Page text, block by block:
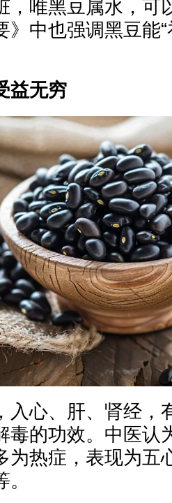
，唯黑豆属水，可
》中也强调黑豆能
益无穷
入心、肝、肾经，
毒的功效。中医认
为热症，表现为五